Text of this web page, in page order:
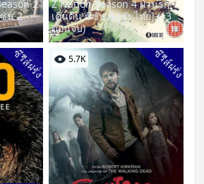
2
น 2
Z Nation Season 4 ฝ่านรก
เดินดิน ซีซั่น 4 [ซับไทย] (13
ตอนจบ)
ซีรีส์ฝรั่ง 5.7K ซีรีส์ฝรั่ง